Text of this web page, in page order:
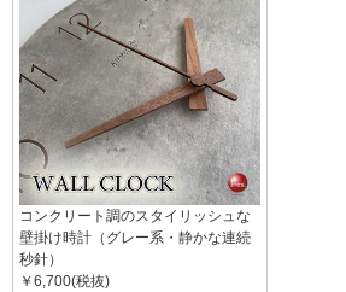
コンクリート調のスタイリッシュな
壁掛け時計（グレー系・静かな連続
秒針）
￥6,700(税抜)